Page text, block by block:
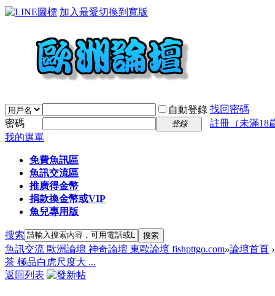
加入最愛切換到寬版
自動登錄 找回密碼
密碼
登錄
註冊（未滿18
我的選單
免費魚訊區
魚訊交流區
推廣得金幣
捐款換金幣或VIP
魚兒專用版
搜索 搜索
魚訊交流 歐洲論壇 神奇論壇 東歐論壇 fishpttgo.com»論壇首頁 ›
茶 極品白虎尺度大 ...
返回列表